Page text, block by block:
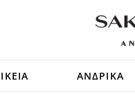
ΑΝΔΡΙΚΑ